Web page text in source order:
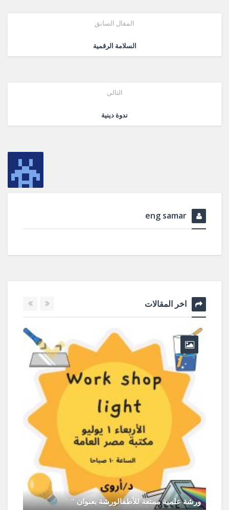
المقال السابق
السلامة الرقمية
التالي
ندوة دينية
eng samar
اخر المقالات
ورشة علمية ممتعة للأطفالورشة بعنوان "